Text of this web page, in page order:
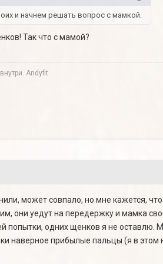
и начнем решать вопрос с мамкой.
Так что с мамой?
Andyfit
может совпало, но мне кажется, что
они уедут на передержку и мамка
попытки, одних щенков я не оставлю.
наверное прибылые пальцы (я в этом